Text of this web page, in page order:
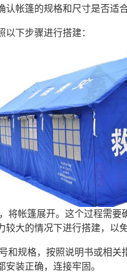
帐篷的规格和尺寸是否适
以下步骤进行搭建：
将帐篷展开。这个过程需
大的情况下进行搭建，以
和规格，按照说明书或相
装正确，连接牢固。